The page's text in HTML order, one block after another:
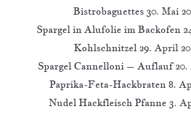
Bistrobaguettes 30. Mai
Spargel in Alufolie im Backofen
Kohlschnitzel 29. April
Spargel Cannelloni – Auflauf
Paprika-Feta-Hackbraten 8.
Nudel Hackfleisch Pfanne 3.